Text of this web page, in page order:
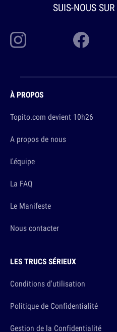
SUIS-NOUS SUR
À PROPOS
Topito.com devient 10h26
A propos de nous
L'équipe
La FAQ
Le Manifeste
Nous contacter
LES TRUCS SÉRIEUX
Conditions d'utilisation
Politique de Confidentialité
Gestion de la Confidentialité